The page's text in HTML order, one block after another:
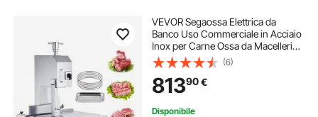
VEVOR Segaossa Elettrica da
Banco Uso Commerciale in Acciaio
Inox per Carne Ossa da Macellerie
2200W Produttività max.
1000kg/ora, Macchina Segaossa
Elettrica Spessore di Taglio 0-
180mm Altezza 230mm
(6)
81390€
Disponibile